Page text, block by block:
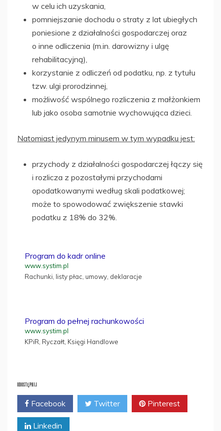
w celu ich uzyskania,
pomniejszanie dochodu o straty z lat ubiegłych
poniesione z działalności gospodarczej oraz
o inne odliczenia (m.in. darowizny i ulgę
rehabilitacyjną),
korzystanie z odliczeń od podatku, np. z tytułu
tzw. ulgi prorodzinnej,
możliwość wspólnego rozliczenia z małżonkiem
lub jako osoba samotnie wychowująca dzieci.
Natomiast jedynym minusem w tym wypadku jest:
przychody z działalności gospodarczej łączy się
i rozlicza z pozostałymi przychodami
opodatkowanymi według skali podatkowej;
może to spowodować zwiększenie stawki
podatku z 18% do 32%.
Program do kadr online
www.systim.pl
Rachunki, listy płac, umowy, deklaracje
Program do pełnej rachunkowości
www.systim.pl
KPiR, Ryczałt, Księgi Handlowe
UDOSTĘPNIJ
Facebook Twitter Pinterest
Linkedin